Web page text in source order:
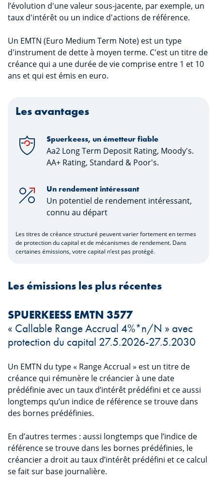
l’évolution d'une valeur sous-jacente, par exemple, un
taux d'intérêt ou un indice d'actions de référence.
Un EMTN (Euro Medium Term Note) est un type
d'instrument de dette à moyen terme. C'est un titre de
créance qui a une durée de vie comprise entre 1 et 10
ans et qui est émis en euro.
Les avantages
Spuerkeess, un émetteur fiable
Aa2 Long Term Deposit Rating, Moody's.
AA+ Rating, Standard & Poor's.
Un rendement intéressant
Un potentiel de rendement intéressant,
connu au départ
Les titres de créance structuré peuvent varier fortement en termes
de protection du capital et de mécanismes de rendement. Dans
certaines émissions, votre capital n’est pas protégé.
Les émissions les plus récentes
SPUERKEESS EMTN 3577
« Callable Range Accrual 4%*n/N » avec
protection du capital 27.5.2026-27.5.2030
Un EMTN du type « Range Accrual » est un titre de
créance qui rémunère le créancier à une date
prédéfinie avec un taux d’intérêt prédéfini et ce aussi
longtemps qu’un indice de référence se trouve dans
des bornes prédéfinies.
En d’autres termes : aussi longtemps que l’indice de
référence se trouve dans les bornes prédéfinies, le
créancier a droit au taux d’intérêt prédéfini et ce calcul
se fait sur base journalière.